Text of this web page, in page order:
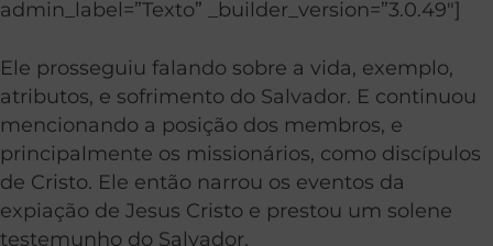
admin_label=”Texto” _builder_version=”3.0.49″]
Ele prosseguiu falando sobre a vida, exemplo,
atributos, e sofrimento do Salvador. E continuou
mencionando a posição dos membros, e
principalmente os missionários, como discípulos
de Cristo. Ele então narrou os eventos da
expiação de Jesus Cristo e prestou um solene
testemunho do Salvador.